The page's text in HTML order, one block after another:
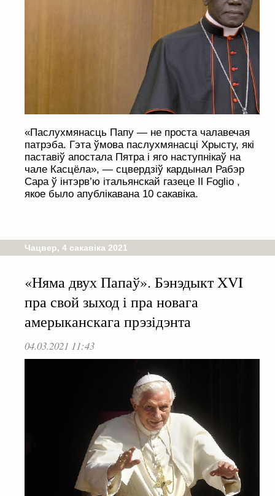
«Паслухмянасць Папу — не проста чалавечая
патрэба. Гэта ўмова паслухмянасці Хрысту, які
паставіў апостала Пятра і яго наступнікаў на
чале Касцёла», — сцвердзіў кардынал Рабэр
Сара ў інтэрв’ю італьянскай газеце Il Foglio ,
якое было апублікавана 10 сакавіка.
Чацвер, 4 сакавіка 2021
«Няма двух Папаў». Бэнэдыкт XVI
пра свой зыход і пра новага
амерыканскага прэзідэнта
04.03.2021 11:43